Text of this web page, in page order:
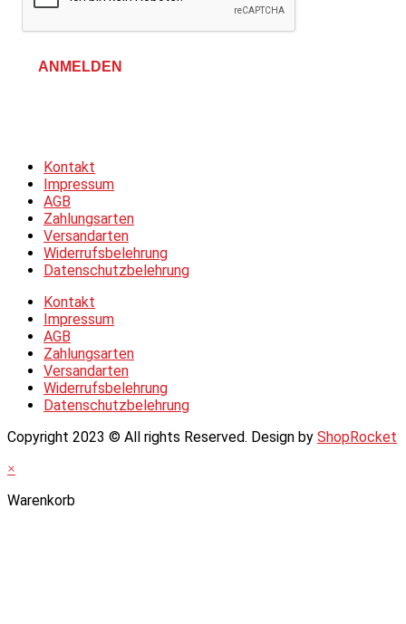
ANMELDEN
Kontakt
Impressum
AGB
Zahlungsarten
Versandarten
Widerrufsbelehrung
Datenschutzbelehrung
Kontakt
Impressum
AGB
Zahlungsarten
Versandarten
Widerrufsbelehrung
Datenschutzbelehrung
Copyright 2023 © All rights Reserved. Design by ShopRocket
×
Warenkorb